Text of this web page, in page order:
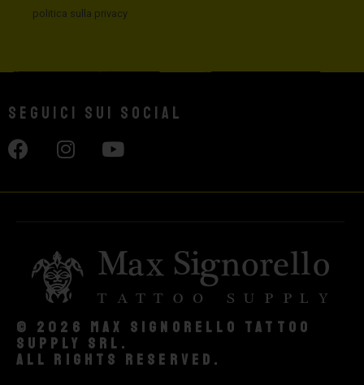
politica sulla privacy
Seguici sui social
© 2026 Max Signorello Tattoo
supply srl.
All rights reserved.